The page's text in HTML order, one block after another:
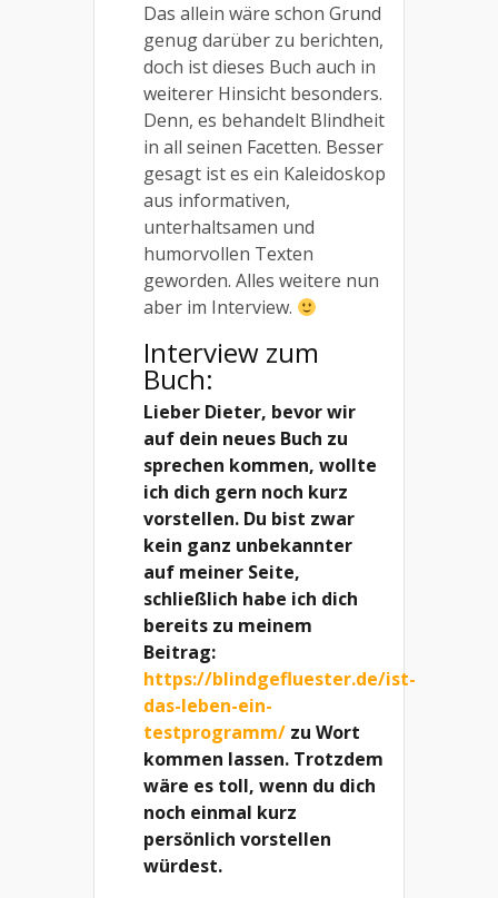
Das allein wäre schon Grund
genug darüber zu berichten,
doch ist dieses Buch auch in
weiterer Hinsicht besonders.
Denn, es behandelt Blindheit
in all seinen Facetten. Besser
gesagt ist es ein Kaleidoskop
aus informativen,
unterhaltsamen und
humorvollen Texten
geworden. Alles weitere nun
aber im Interview.
Interview zum
Buch:
Lieber Dieter, bevor wir
auf dein neues Buch zu
sprechen kommen, wollte
ich dich gern noch kurz
vorstellen. Du bist zwar
kein ganz unbekannter
auf meiner Seite,
schließlich habe ich dich
bereits zu meinem
Beitrag:
https://blindgefluester.de/ist-
das-leben-ein-
testprogramm/ zu Wort
kommen lassen. Trotzdem
wäre es toll, wenn du dich
noch einmal kurz
persönlich vorstellen
würdest.